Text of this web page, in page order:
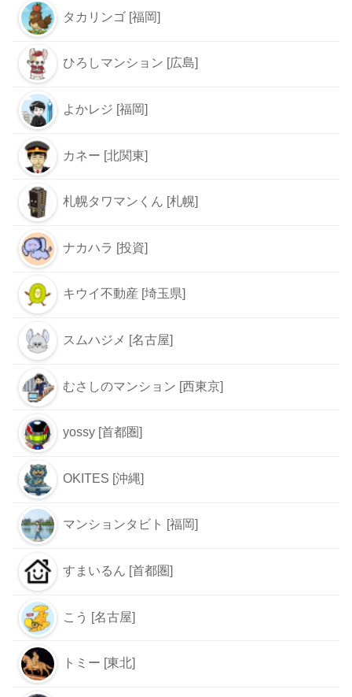
タカリンゴ [福岡]
ひろしマンション [広島]
よかレジ [福岡]
カネー [北関東]
札幌タワマンくん [札幌]
ナカハラ [投資]
キウイ不動産 [埼玉県]
スムハジメ [名古屋]
むさしのマンション [西東京]
yossy [首都圏]
OKITES [沖縄]
マンションタビト [福岡]
すまいるん [首都圏]
こう [名古屋]
トミー [東北]